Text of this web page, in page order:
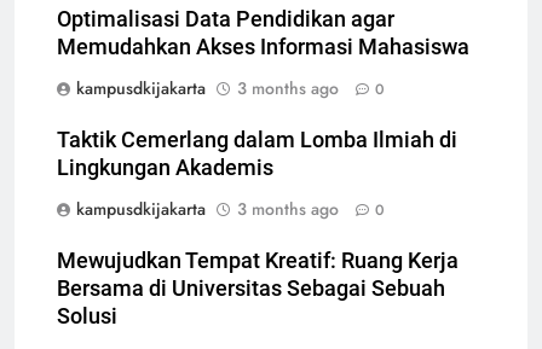
Optimalisasi Data Pendidikan agar
Memudahkan Akses Informasi Mahasiswa
kampusdkijakarta
3 months ago 0
Taktik Cemerlang dalam Lomba Ilmiah di
Lingkungan Akademis
kampusdkijakarta
3 months ago 0
Mewujudkan Tempat Kreatif: Ruang Kerja
Bersama di Universitas Sebagai Sebuah
Solusi